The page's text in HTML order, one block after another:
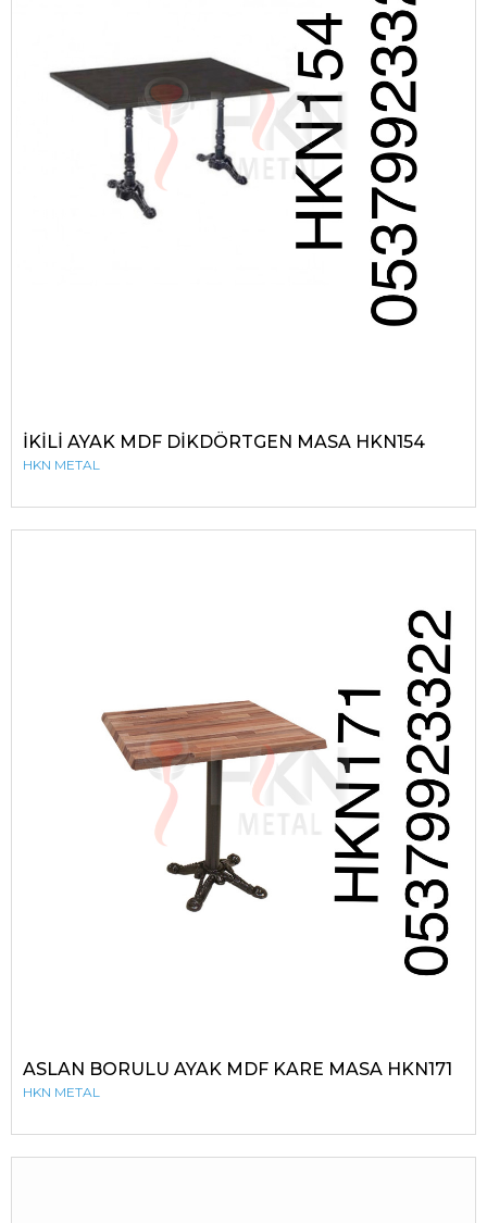
İKİLİ AYAK MDF DİKDÖRTGEN MASA HKN154
HKN METAL
ASLAN BORULU AYAK MDF KARE MASA HKN171
HKN METAL